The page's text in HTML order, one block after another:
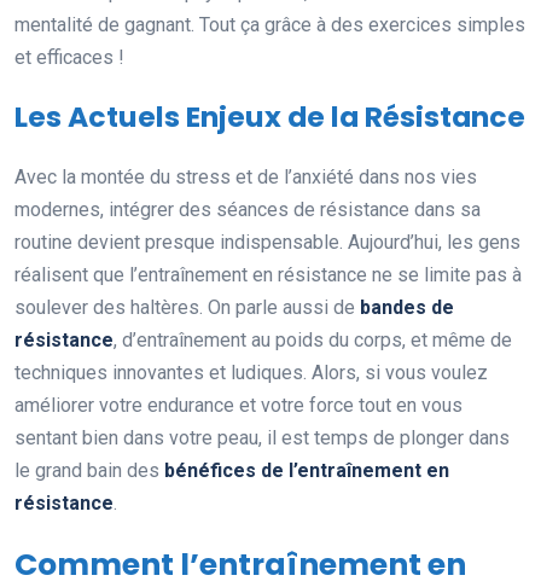
mentalité de gagnant. Tout ça grâce à des exercices simples
et efficaces !
Les Actuels Enjeux de la Résistance
Avec la montée du stress et de l’anxiété dans nos vies
modernes, intégrer des séances de résistance dans sa
routine devient presque indispensable. Aujourd’hui, les gens
réalisent que l’entraînement en résistance ne se limite pas à
soulever des haltères. On parle aussi de bandes de
résistance, d’entraînement au poids du corps, et même de
techniques innovantes et ludiques. Alors, si vous voulez
améliorer votre endurance et votre force tout en vous
sentant bien dans votre peau, il est temps de plonger dans
le grand bain des bénéfices de l’entraînement en
résistance.
Comment l’entraînement en